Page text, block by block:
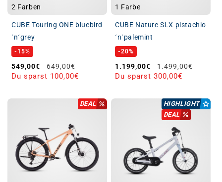
2 Farben
CUBE Touring ONE bluebird
´n´grey
-15%
Verkaufspreis
549,00€ Normaler Preis
649,00€
Du sparst 100,00€
1 Farbe
CUBE Nature SLX pistachio
´n´palemint
-20%
Verkaufspreis
1.199,00€ Normaler Preis
1.499,00€
Du sparst 300,00€
DEAL
HIGHLIGHT
DEAL